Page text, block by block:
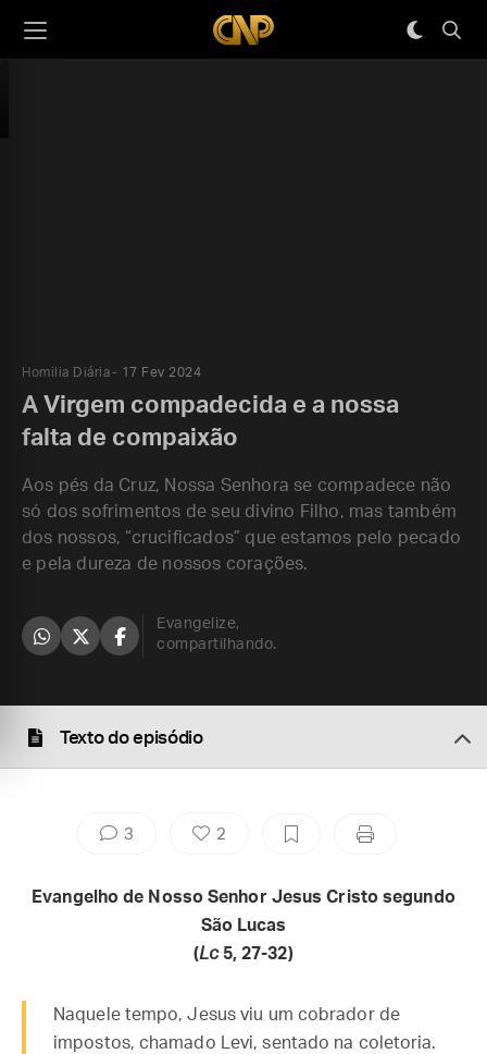
Homilia Diária 17 Fev 2024
A Virgem compadecida e a nossa
falta de compaixão
Aos pés da Cruz, Nossa Senhora se compadece não
só dos sofrimentos de seu divino Filho, mas também
dos nossos, “crucificados” que estamos pelo pecado
e pela dureza de nossos corações.
Evangelize,
compartilhando.
Texto do episódio
3 2
Evangelho de Nosso Senhor Jesus Cristo segundo
São Lucas
(Lc5, 27-32)
Naquele tempo, Jesus viu um cobrador de
impostos, chamado Levi, sentado na coletoria.